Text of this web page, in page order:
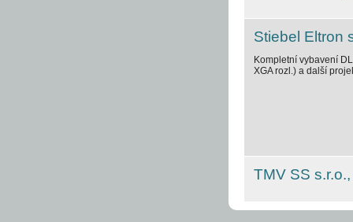
Stiebel Eltron
Kompletní vybavení
XGA rozl.) a další
TMV SS